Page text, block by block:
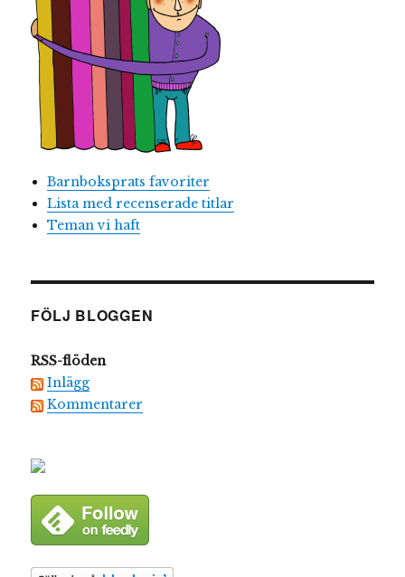
Barnboksprats favoriter
Lista med recenserade titlar
Teman vi haft
FÖLJ BLOGGEN
RSS-flöden
Inlägg
Kommentarer